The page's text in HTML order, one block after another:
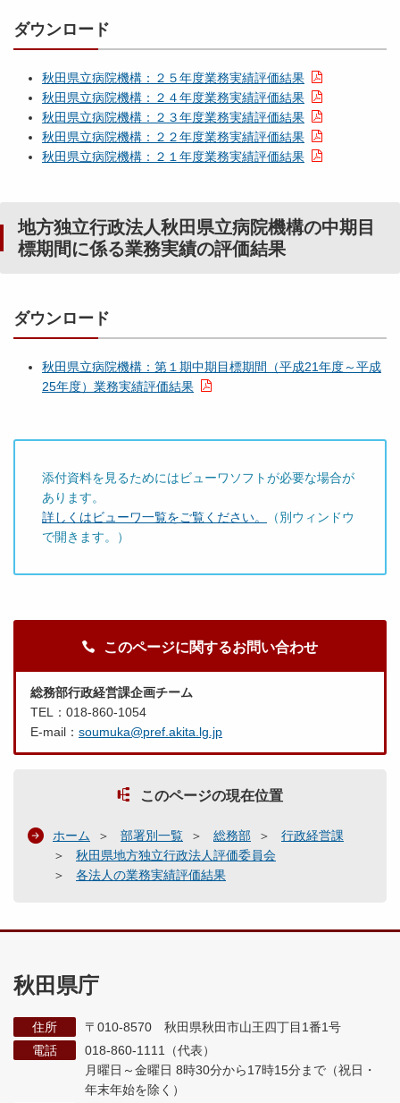
ダウンロード
秋田県立病院機構：２５年度業務実績評価結果
秋田県立病院機構：２４年度業務実績評価結果
秋田県立病院機構：２３年度業務実績評価結果
秋田県立病院機構：２２年度業務実績評価結果
秋田県立病院機構：２１年度業務実績評価結果
地方独立行政法人秋田県立病院機構の中期目
標期間に係る業務実績の評価結果
ダウンロード
秋田県立病院機構：第１期中期目標期間（平成21年度～平成
25年度）業務実績評価結果
添付資料を見るためにはビューワソフトが必要な場合が
あります。
詳しくはビューワ一覧をご覧ください。
（別ウィンドウ
で開きます。）
このページに関するお問い合わせ
総務部行政経営課企画チーム
TEL：018-860-1054
E-mail： soumuka@pref.akita.lg.jp
このページの現在位置
ホーム 部署別一覧 総務部
行政経営課
秋田県地方独立行政法人評価委員会
各法人の業務実績評価結果
秋田県庁
住所
〒010-8570 秋田県秋田市山王四丁目1番1号
電話
018-860-1111（代表）
月曜日～金曜日 8時30分から17時15分まで （祝日・
年末年始を除く）